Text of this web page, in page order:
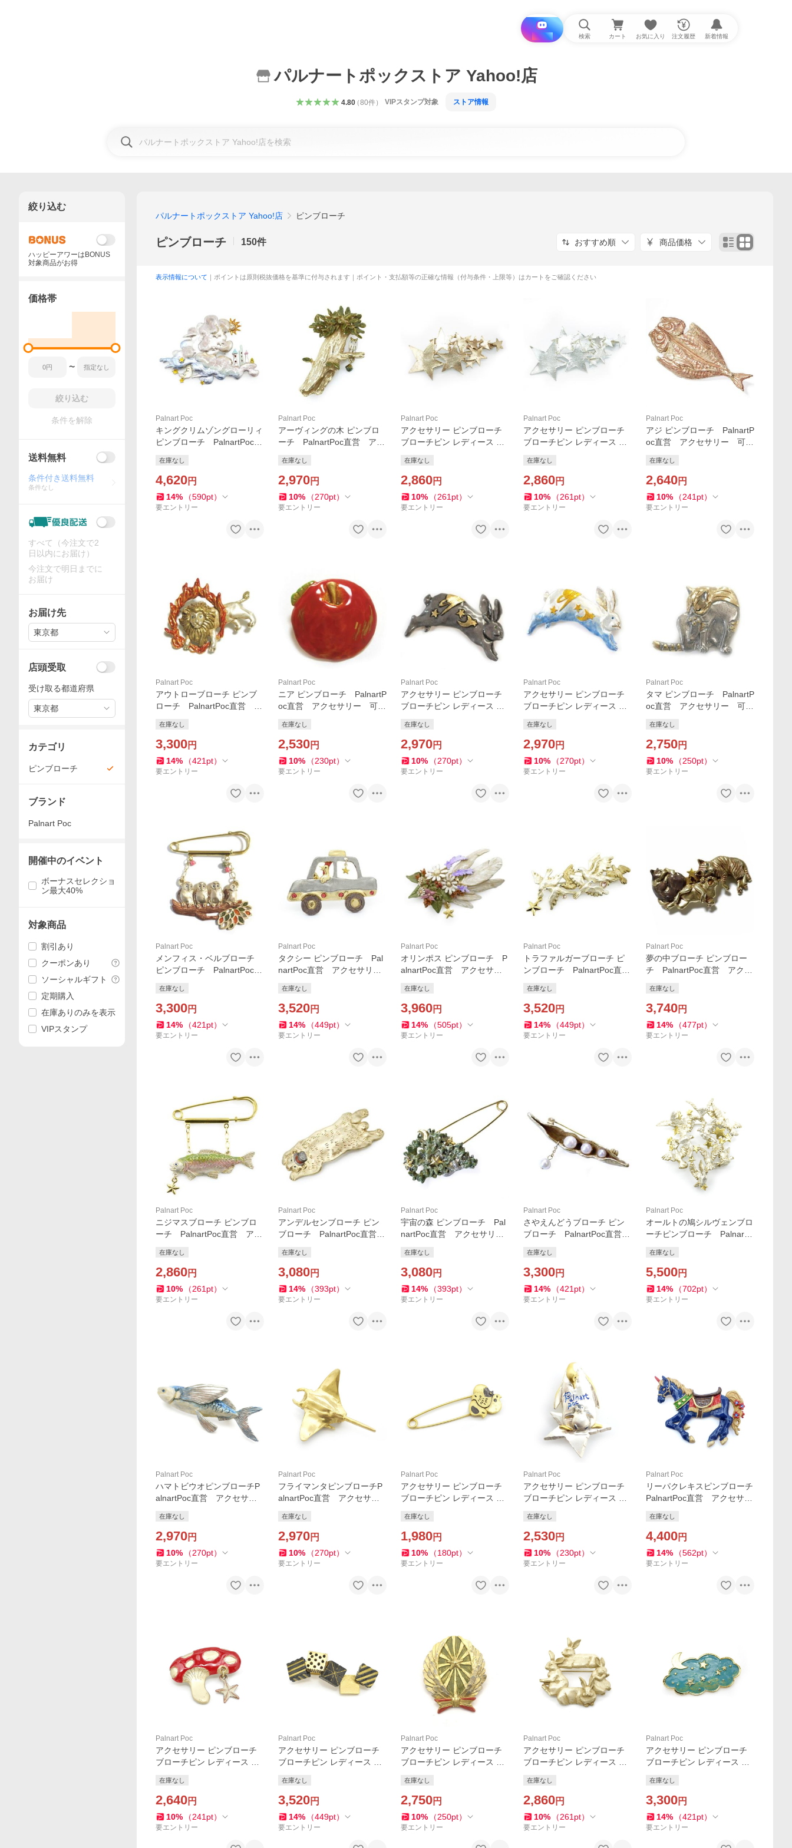
i と探す 検索 カート お気に入り 注文履歴 新着情報
パルナートポックストア Yahoo!店
4.80（80件） VIPスタンプ対象 ストア情報
パルナートポックストア Yahoo!店 ピンブローチ
ピンブローチ 150件 おすすめ順 商品価格
表示情報について ｜ポイントは原則税抜価格を基準に付与されます｜ポイント・支払額等の正確な情報（付与条件・上限等）はカートをご確認ください
Palnart Poc
キングクリムゾングローリィ
ピンブローチ PalnartPoc直
ブランドパルナートポック直
営店
在庫なし
4,620円
14% （590pt）
要エントリー
Palnart Poc
アーヴィングの木 ピンブロ
ーチ PalnartPoc直営 アク
パルナートポック直営店
在庫なし
2,970円
10% （270pt）
要エントリー
Palnart Poc
アクセサリー ピンブローチ
ブローチピン レディース Pal
パルナートポック直営 ギフ
ト メテオブローチ(ゴール
在庫なし
2,860円
10% （261 pt）
要エントリー
Palnart Poc
アクセサリー ピンブローチ
ブローチピン レディース Pal
パルナートポック直営 ギフ
ト メテオブローチ(シルバ
在庫なし
2,860円
10% （261 pt）
要エントリー
Palnart Poc
アジ ピンブローチ PalnartP
oc直営 アクセサリー 可愛
ク直営店
在庫なし
2,640円
10% （241 pt）
要エントリー
Palnart Poc
アウトローブローチ ピンブ
ローチ PalnartPoc直営 ア
ドパルナートポック直営店
在庫なし
3,300円
14% （421 pt）
要エントリー
Palnart Poc
ニア ピンブローチ PalnartP
oc直営 アクセサリー 可愛
ク直営店
在庫なし
2,530円
10% （230pt）
要エントリー
Palnart Poc
アクセサリー ピンブローチ
ブローチピン レディース Pal
パルナートポック直営 ギフ
ト ヨゾラウサギ(ブラック)
ピンブローチ
在庫なし
2,970円
10% （270pt）
要エントリー
Palnart Poc
アクセサリー ピンブローチ
ブローチピン レディース Pal
パルナートポック直営 ギフ
ト ヨゾラウサギ(ブルー) ピ
ンブローチ
在庫なし
2,970円
10% （270pt）
要エントリー
Palnart Poc
タマ ピンブローチ PalnartP
oc直営 アクセサリー 可愛
ク直営店
在庫なし
2,750円
10% （250pt）
要エントリー
Palnart Poc
メンフィス・ベルブローチ
ピンブローチ PalnartPoc直
ブランドパルナートポック直
営店
在庫なし
3,300円
14% （421 pt）
要エントリー
Palnart Poc
タクシー ピンブローチ Pal
nartPoc直営 アクセサリ
ートポック直営店
在庫なし
3,520円
14% （449pt）
要エントリー
Palnart Poc
オリンポス ピンブローチ P
alnartPoc直営 アクセサリ
ートポック直営店
在庫なし
3,960円
14% （505pt）
要エントリー
Palnart Poc
トラファルガーブローチ ピ
ンブローチ PalnartPoc直
ブランドパルナートポック直
営店
在庫なし
3,520円
14% （449pt）
要エントリー
Palnart Poc
夢の中ブローチ ピンブロー
チ PalnartPoc直営 アクセ
ルナートポック直営店
在庫なし
3,740円
14% （477pt）
要エントリー
Palnart Poc
ニジマスブローチ ピンブロ
ーチ PalnartPoc直営 アク
パルナートポック直営店
在庫なし
2,860円
10% （261 pt）
要エントリー
Palnart Poc
アンデルセンブローチ ピン
ブローチ PalnartPoc直営
ンドパルナートポック直営
店
在庫なし
3,080円
14% （393pt）
要エントリー
Palnart Poc
宇宙の森 ピンブローチ Pal
nartPoc直営 アクセサリ
ートポック直営店
在庫なし
3,080円
14% （393pt）
要エントリー
Palnart Poc
さやえんどうブローチ ピン
ブローチ PalnartPoc直営
ンドパルナートポック直営
店 ☆早採れ！秋の味覚狩り
フェア
在庫なし
3,300円
14% （421 pt）
要エントリー
Palnart Poc
オールトの鳩シルヴェンブロ
ーチピンブローチ PalnartP
い ブランドパルナートポッ
ク直営店
在庫なし
5,500円
14% （702pt）
要エントリー
Palnart Poc
ハマトビウオピンブローチP
alnartPoc直営 アクセサリ
ートポック直営店
在庫なし
2,970円
10% （270pt）
要エントリー
Palnart Poc
フライマンタピンブローチP
alnartPoc直営 アクセサリ
ートポック直営店
在庫なし
2,970円
10% （270pt）
要エントリー
Palnart Poc
アクセサリー ピンブローチ
ブローチピン レディース Pal
ートポック直営 ギフト
鳥 ひよこ ぴよこブローチ
ピンブローチ
在庫なし
1,980円
10% （180pt）
要エントリー
Palnart Poc
アクセサリー ピンブローチ
ブローチピン レディース Pal
ン パルナートポック直営
ギフト ポーラーファミリー
ブローチ
在庫なし
2,530円
10% （230pt）
要エントリー
Palnart Poc
リーパクレキスピンブローチ
PalnartPoc直営 アクセサリ
ートポック直営店
在庫なし
4,400円
14% （562pt）
要エントリー
Palnart Poc
アクセサリー ピンブローチ
ブローチピン レディース Pal
こ パルナートポック直営
ギフト メムノティンピンブ
ローチ
在庫なし
2,640円
10% （241 pt）
要エントリー
Palnart Poc
アクセサリー ピンブローチ
ブローチピン レディース Pal
ートポック直営 ギフト オ
リエントブローチピンブロー
チ
在庫なし
3,520円
14% （449pt）
要エントリー
Palnart Poc
アクセサリー ピンブローチ
ブローチピン レディース Pal
ートポック直営 ギフト ヒ
ューペリオンピンブローチ
在庫なし
2,750円
10% （250pt）
要エントリー
Palnart Poc
アクセサリー ピンブローチ
ブローチピン レディース Pal
パルナートポック直営 ギフ
ト うさぎ小屋 ブローチ
在庫なし
2,860円
10% （261 pt）
要エントリー
Palnart Poc
アクセサリー ピンブローチ
ブローチピン レディース Pal
パルナートポック直営 ギフ
ト 星 満天 ブローチ
在庫なし
3,300円
14% （421 pt）
要エントリー
絞り込む
ハッピーアワーはBONUS
対象商品がお得
価格帯
〜
絞り込む
条件を解除
送料無料
条件付き送料無料
条件なし
すべて（今注文で2
日以内にお届け）
今注文で明日までに
お届け
お届け先
東京都
店頭受取
受け取る都道府県
東京都
カテゴリ
ピンブローチ
ブランド
Palnart Poc
開催中のイベント
ボーナスセレクショ
ン最大40%
対象商品
割引あり
クーポンあり
ソーシャルギフト
定期購入
在庫ありのみを表示
VIPスタンプ